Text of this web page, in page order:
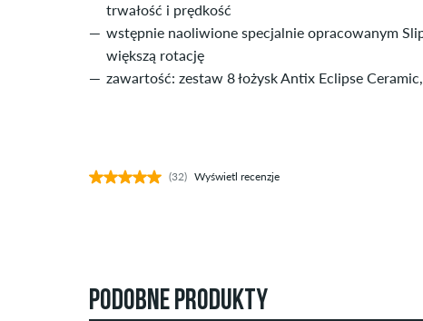
trwałość i prędkość
wstępnie naoliwione specjalnie opracowanym
większą rotację
zawartość: zestaw 8 łożysk Antix Eclipse
(32) Wyświetl recenzje
PODOBNE PRODUKTY